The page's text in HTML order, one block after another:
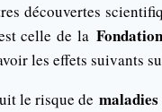
découvertes
celle de la
les effets suivants
le risque de